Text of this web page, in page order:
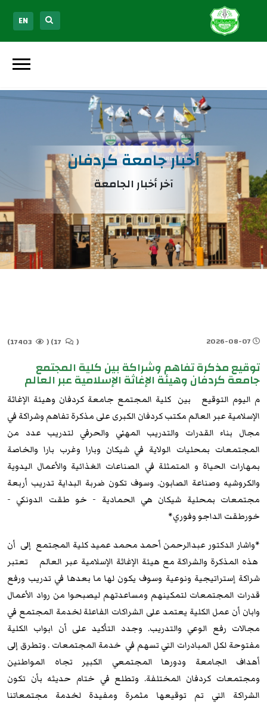
EN
أخبار جامعة كردفان
آخر أخبار الجامعة
(
(
توقيع مذكرة تفاهم وشراكة بين كلية المجتمع
جامعة كردفان وهيئة الإغاثة الإسلامية عبر العالم
م اليوم التوقيع بين كلية المجتمع جامعة كردفان وهيئة الإغاثة
الإسلامية عبر العالم مكتب كردفان الكبرى على مذكرة تفاهم وشراكة في
مجال بناء القدرات والتدريب المهني والحرفي لتدريب عدد من
المجتمعات بمحليات الولاية في شيكان وبارا وغرب بارا والخاصة
بمهارات الحياة و المتمثلة في الصناعات الغذائية والأعمال اليدوية
والكروشيه وصناعة الصابون. وسوف تكون ضربة البداية تدريب أربعة
مجتمعات بمحلية شيكان هي الحمادية - خو طقت الدونكي -
خورطقت الداجو وفوري*
*واشار الدكتور عبدالرحمن أحمد محمد عميد كلية المجتمع إلى أن
هذه المذكرة والشراكة مع هيئة الإغاثة الإسلامية عبر العالم تعتبر
شراكة إستراتيجية ونوعية وسوف يكون لها ما بعدها في تدريب ورفع
قدرات المجتمعات لتمكينهم ومساعدتهم ليصبحوا من رواد الأعمال
وابان أن عمل الكلية يعتمد على الشراكات الفاعلة لخدمة المجتمع في
مجالات رفع الوعي والتدريب. وجدد التأكيد على أن ابواب الكلية
مفتوحة لكل المبادرات التي تسهم في خدمة المجتمعات . وتطرق إلى
أهداف الجامعة ودورها المجتمعي الكبير تجاه المواطنين
ومجتمعات كردفان المختلفة. وتطلع في ختام حديثه بأن تكون
الشراكة التي تم توقيعها مثمرة ومفيدة لخدمة مجتمعاتنا